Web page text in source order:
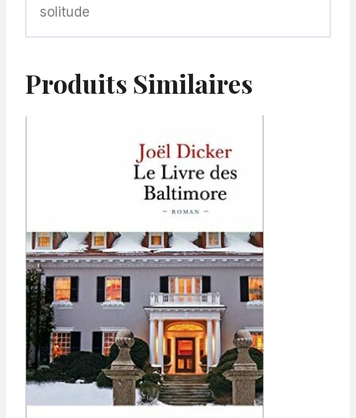
solitude
Produits Similaires